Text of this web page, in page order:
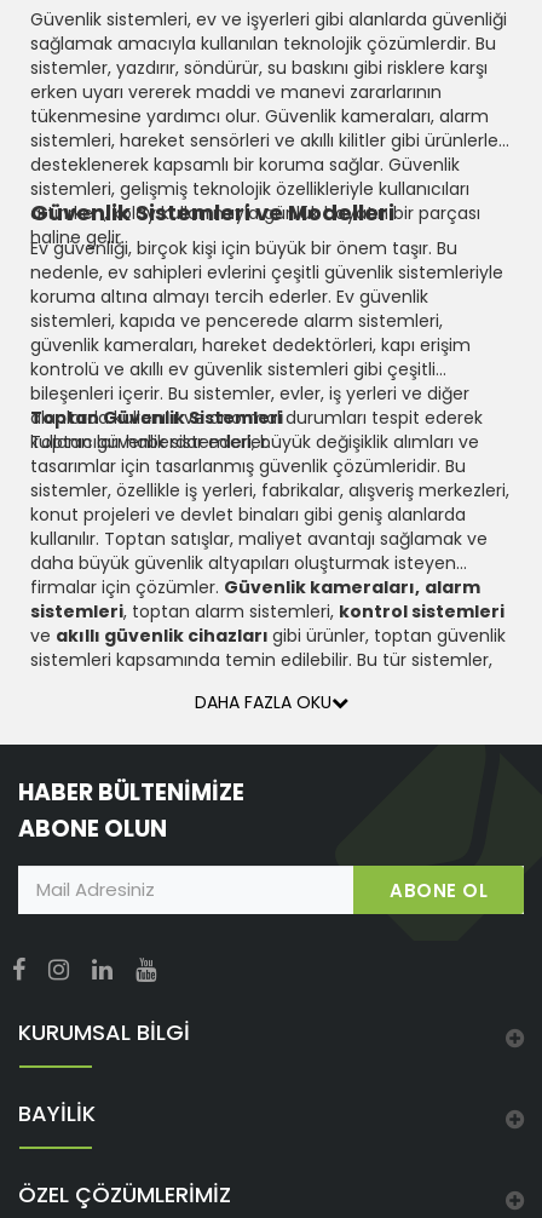
Güvenlik sistemleri, ev ve işyerleri gibi alanlarda güvenliği
sağlamak amacıyla kullanılan teknolojik çözümlerdir. Bu
sistemler, yazdırır, söndürür, su baskını gibi risklere karşı
erken uyarı vererek maddi ve manevi zararlarının
tükenmesine yardımcı olur. Güvenlik kameraları, alarm
sistemleri, hareket sensörleri ve akıllı kilitler gibi ürünlerle
desteklenerek kapsamlı bir koruma sağlar. Güvenlik
sistemleri, gelişmiş teknolojik özellikleriyle kullanıcıları
artırırken, kolay kullanımıyla günlük hayatın bir parçası
haline gelir.
Güvenlik Sistemleri ve Modelleri
Ev güvenliği, birçok kişi için büyük bir önem taşır. Bu
nedenle, ev sahipleri evlerini çeşitli güvenlik sistemleriyle
koruma altına almayı tercih ederler. Ev güvenlik
sistemleri, kapıda ve pencerede alarm sistemleri,
güvenlik kameraları, hareket dedektörleri, kapı erişim
kontrolü ve akıllı ev güvenlik sistemleri gibi çeşitli
bileşenleri içerir. Bu sistemler, evler, iş yerleri ve diğer
alanlarda kullanılır ve anormal durumları tespit ederek
kullanıcıları haberdar ederler.
Toptan Güvenlik Sistemleri
Toptan güvenlik sistemleri, büyük değişiklik alımları ve
tasarımlar için tasarlanmış güvenlik çözümleridir. Bu
sistemler, özellikle iş yerleri, fabrikalar, alışveriş merkezleri,
konut projeleri ve devlet binaları gibi geniş alanlarda
kullanılır. Toptan satışlar, maliyet avantajı sağlamak ve
daha büyük güvenlik altyapıları oluşturmak isteyen
firmalar için çözümler. Güvenlik kameraları, alarm
sistemleri, toptan alarm sistemleri, kontrol sistemleri
ve akıllı güvenlik cihazları gibi ürünler, toptan güvenlik
sistemleri kapsamında temin edilebilir. Bu tür sistemler,
sürecinde sürekliliği ve güvenliği sağlar. Ayrıca toptan
DAHA FAZLA OKU
HABER BÜLTENİMİZE
ABONE OLUN
ABONE OL
KURUMSAL BİLGİ
BAYİLİK
ÖZEL ÇÖZÜMLERİMİZ